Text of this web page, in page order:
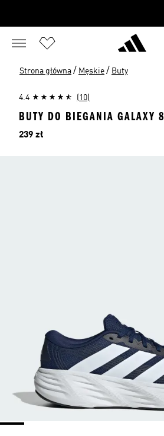
Strona główna / Męskie / Buty
4.4 (10)
BUTY DO BIEGANIA GALAXY 8
Cena
239 zł